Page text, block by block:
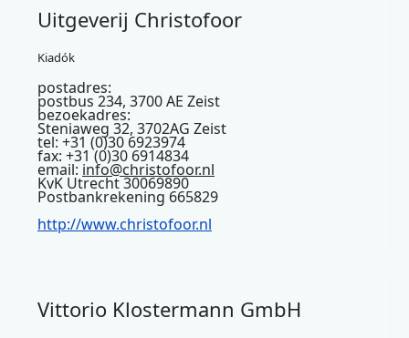
Uitgeverij Christofoor
Kiadók
postadres:
postbus 234, 3700 AE Zeist
bezoekadres:
Steniaweg 32, 3702AG Zeist
tel: +31 (0)30 6923974
fax: +31 (0)30 6914834
email: info@christofoor.nl
KvK Utrecht 30069890
Postbankrekening 665829
http://www.christofoor.nl
Vittorio Klostermann GmbH